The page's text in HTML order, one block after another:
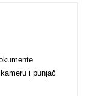
i punjač